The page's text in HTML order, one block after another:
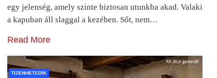
egy jelenség, amely szinte biztosan utunkba akad. Valaki
a kapuban áll slaggal a kezében. Sőt, nem…
Read More
TIZENHETEDIK